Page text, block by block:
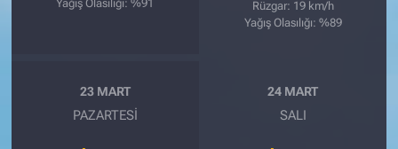
Yağış Olasılığı: %91
Rüzgar: 19 km/h
Yağış Olasılığı: %89
23 MART
PAZARTESI
24 MART
SALI